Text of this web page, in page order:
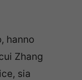
hanno
Zhang
sia